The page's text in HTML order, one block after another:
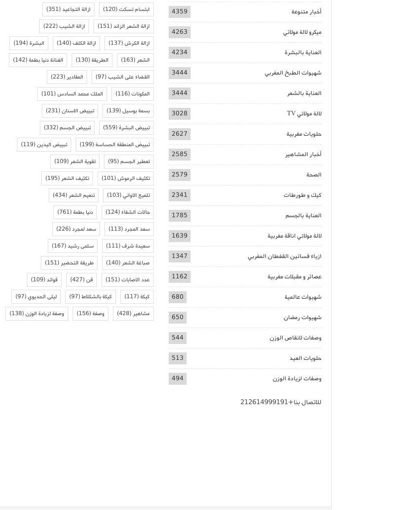
أخبار متنوعة 4359
ميكرو لالة مولاتي 4263
العناية بالبشرة 4234
شهيوات الطبخ المغربي 3444
العناية بالشعر 3444
لالة مولاتي TV 3028
حلويات مغربية 2627
أخبار المشاهير 2585
الصحة 2579
كيك و طورطات 2341
العناية بالجسم 1785
لالة مولاتي اناقة مغربية 1639
ازياء فساتين القفطان المغربي 1347
عصائر و مقبلات مغربية 1162
شهيوات عالمية 680
شهيوات رمضان 650
وصفات لانقاص الوزن 544
حلويات العيد 513
وصفات لزيادة الوزن 494
للاتصال بنا+212614999191
ابتسام تسكت(120) ازالة التجاعيد(351)
ازالة الشعر الزائد(151) ازالة الشيب(222)
ازالة الكرش(137) ازالة الكلف(140) البشرة(194)
الشعر(163) الطريقة(130) الفنانة دنيا بطمة(142)
القضاء على الشيب(97) المقادير(223)
المكونات(116) الملك محمد السادس(101)
بسمة بوسيل(139) تبييض الاسنان(231)
تبييض البشرة(559) تبييض الجسم(332)
تبييض المنطقة الحساسة(199) تبييض اليدين(119)
تعطير الجسم(95) تقوية الشعر(109)
تكثيف الرموش(101) تكثيف الشعر(195)
تلميع الاواني(103) تنعيم الشعر(434)
حالات الشفاء(124) دنيا بطمة(761)
سعد المجرد(113) سعد لمجرد(226)
سعيدة شرف(111) سلمى رشيد(167)
صباغة الشعر(140) طريقة التحضير(151)
عدد الاصابات(151) فن(427) فوائد(109)
كيكة(117) كيكة بالشكلاط(97) ليلى الحديوي(97)
مشاهير(428) وصفة(156) وصفة لزيادة الوزن(138)